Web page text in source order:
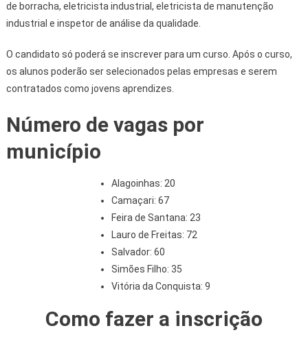
de borracha, eletricista industrial, eletricista de manutenção
industrial e inspetor de análise da qualidade.
O candidato só poderá se inscrever para um curso. Após o curso,
os alunos poderão ser selecionados pelas empresas e serem
contratados como jovens aprendizes.
Número de vagas por
município
Alagoinhas: 20
Camaçari: 67
Feira de Santana: 23
Lauro de Freitas: 72
Salvador: 60
Simões Filho: 35
Vitória da Conquista: 9
Como fazer a inscrição